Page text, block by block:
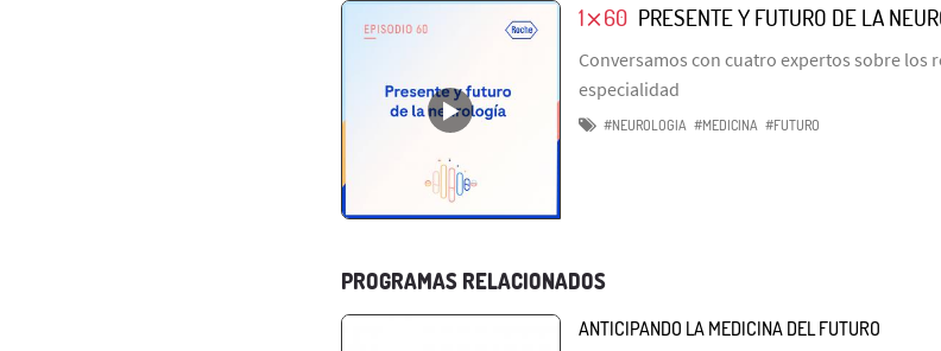
1⨯60 PRESENTE Y FUTURO DE LA
Conversamos con cuatro expertos sobre los
especialidad
#NEUROLOGIA #MEDICINA #FUTURO
PROGRAMAS RELACIONADOS
ANTICIPANDO LA MEDICINA DEL FUTURO